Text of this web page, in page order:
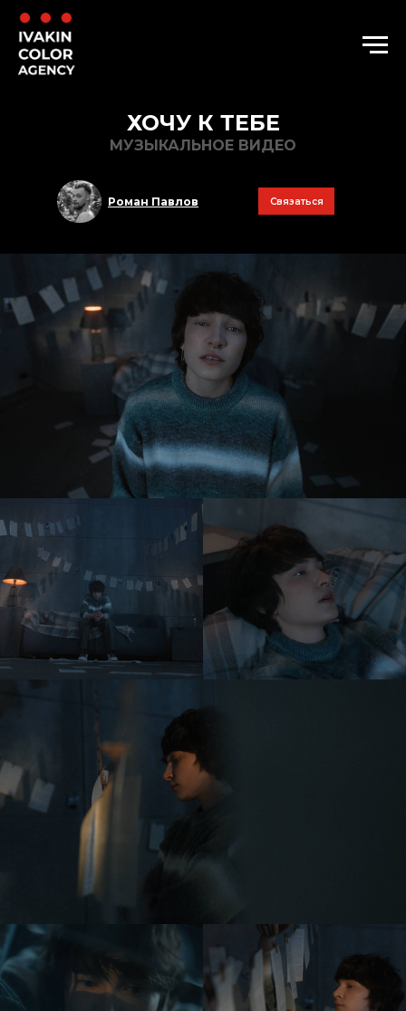
Роман Павлов Связаться
ХОЧУ К ТЕБЕ
МУЗЫКАЛЬНОЕ ВИДЕО